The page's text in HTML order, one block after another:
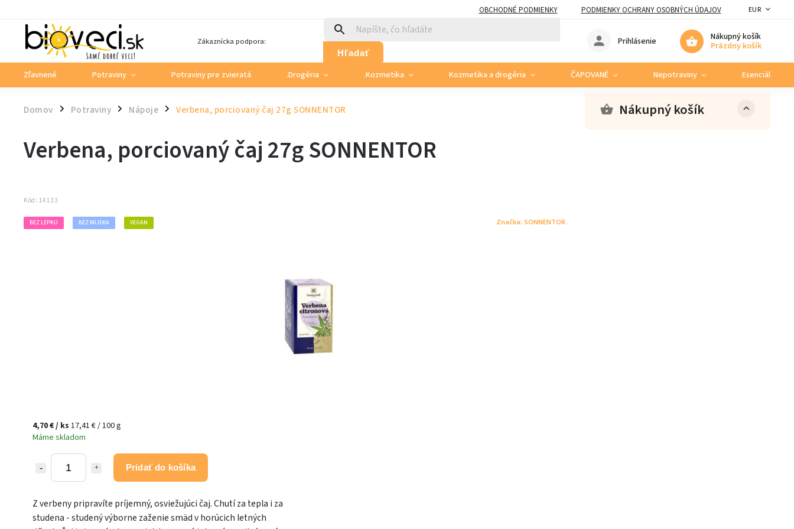
OBCHODNÉ PODMIENKY PODMIENKY OCHRANY OSOBNÝCH ÚDAJOV EUR
Zákaznícka podpora:
Hľadať
Nákupný košík
Prázdny košík
Prihlásenie
Zľavnené Potraviny Potraviny pre zvieratá .Drogéria .Kozmetika Kozmetika a drogéria ČAPOVANÉ Nepotraviny Esenciálne
Domov / Potraviny / Nápoje / Verbena, porciovaný čaj 27g SONNENTOR Nákupný košík
Verbena, porciovaný čaj 27g SONNENTOR
Kód: 14133
BEZ LEPKU BEZ MLIEKA VEGAN Značka: SONNENTOR.
4,70 €/ ks 17,41 € / 100 g
Máme skladom
Pridať do košíka
Z verbeny pripravíte príjemný, osviežujúci čaj. Chutí za tepla i za
studena - studený výborne zaženie smäd v horúcich letných